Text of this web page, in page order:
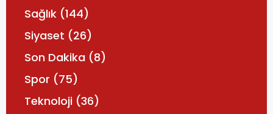
Sağlık (144)
Siyaset (26)
Son Dakika (8)
Spor (75)
Teknoloji (36)